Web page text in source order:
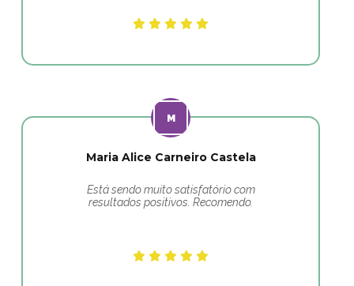
Maria Alice Carneiro Castela
Está sendo muito satisfatório com
resultados positivos. Recomendo.